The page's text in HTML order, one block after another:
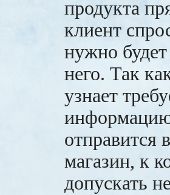
продукта
клиент
нужно будет
него. Так
узнает
отправится
магазин, к
допускать